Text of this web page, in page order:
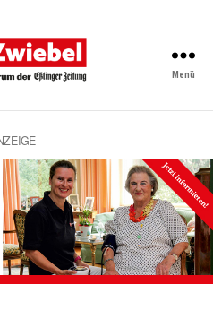
Vereinsforum
Eßlinger
Zeitung
Menü